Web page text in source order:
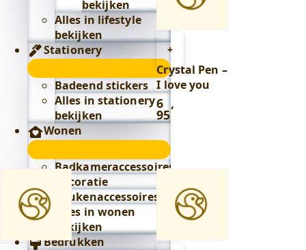
bekijken
Alles in lifestyle
bekijken
Stationery
submenu
Badeend stickers
Alles in stationery
bekijken
Wonen
submenu
Badkameraccessoires
Decoratie
Keukenaccessoires
Alles in wonen
bekijken
Bedrukken
+
aan
winkelwagen
Crystal Pen –
I love you
6 ,
95